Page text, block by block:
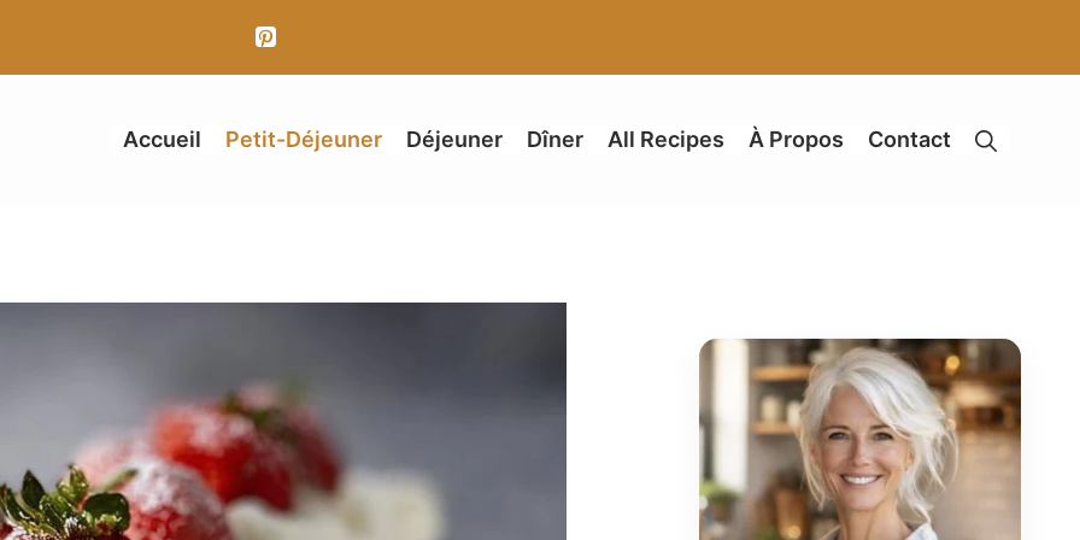
Accueil Petit-Déjeuner Déjeuner Dîner All Recipes À Propos Contact